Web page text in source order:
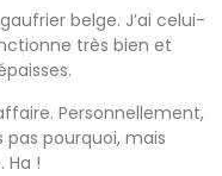
belge. J’ai celui-
très bien et
Personnellement,
pas pourquoi, mais
Ha !